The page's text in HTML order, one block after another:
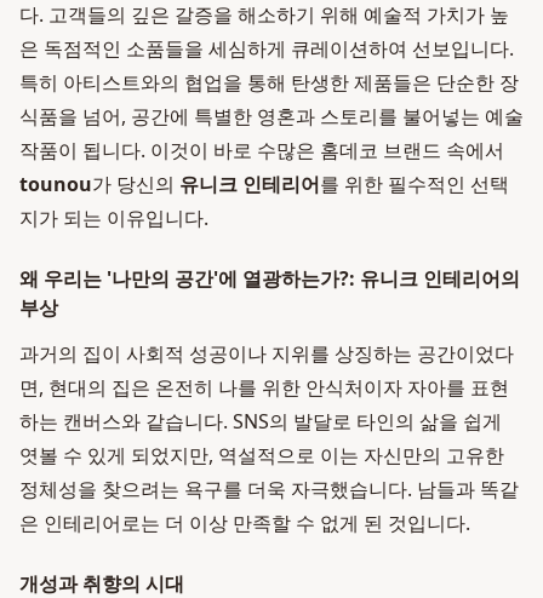
다. 고객들의 깊은 갈증을 해소하기 위해 예술적 가치가 높
은 독점적인 소품들을 세심하게 큐레이션하여 선보입니다.
특히 아티스트와의 협업을 통해 탄생한 제품들은 단순한 장
식품을 넘어, 공간에 특별한 영혼과 스토리를 불어넣는 예술
작품이 됩니다. 이것이 바로 수많은 홈데코 브랜드 속에서
tounou가 당신의 유니크 인테리어를 위한 필수적인 선택
지가 되는 이유입니다.
왜 우리는 '나만의 공간'에 열광하는가?: 유니크 인테리어의
부상
과거의 집이 사회적 성공이나 지위를 상징하는 공간이었다
면, 현대의 집은 온전히 나를 위한 안식처이자 자아를 표현
하는 캔버스와 같습니다. SNS의 발달로 타인의 삶을 쉽게
엿볼 수 있게 되었지만, 역설적으로 이는 자신만의 고유한
정체성을 찾으려는 욕구를 더욱 자극했습니다. 남들과 똑같
은 인테리어로는 더 이상 만족할 수 없게 된 것입니다.
개성과 취향의 시대